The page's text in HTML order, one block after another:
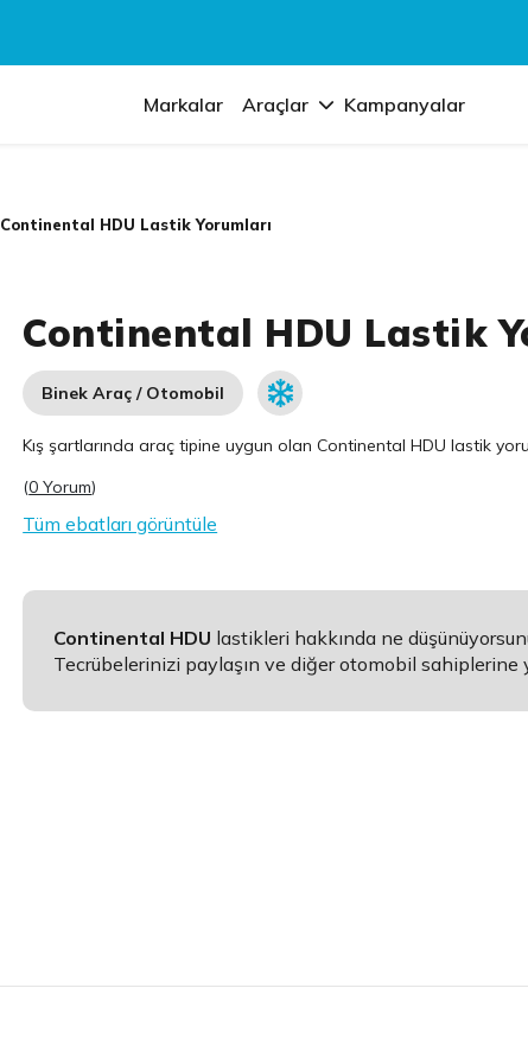
Markalar Araçlar Kampanyalar
Continental HDU Lastik Yorumları
Continental HDU Lastik
Binek Araç / Otomobil
Kış şartlarında araç tipine uygun olanContinental HDU lastik
(0 Yorum)
Tüm ebatları görüntüle
Continental HDU lastikleri hakkında ne
Tecrübelerinizi paylaşın ve diğer otomobil sahiplerine